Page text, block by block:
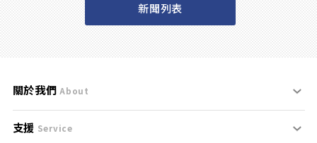
新聞列表
關於我們 About
刊登規範
支援 Service